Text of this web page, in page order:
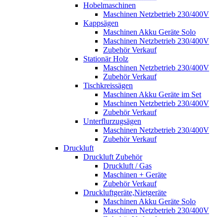
Hobelmaschinen
Maschinen Netzbetrieb 230/400V
Kappsägen
Maschinen Akku Geräte Solo
Maschinen Netzbetrieb 230/400V
Zubehör Verkauf
Stationär Holz
Maschinen Netzbetrieb 230/400V
Zubehör Verkauf
Tischkreissägen
Maschinen Akku Geräte im Set
Maschinen Netzbetrieb 230/400V
Zubehör Verkauf
Unterflurzugsägen
Maschinen Netzbetrieb 230/400V
Zubehör Verkauf
Druckluft
Druckluft Zubehör
Druckluft / Gas
Maschinen + Geräte
Zubehör Verkauf
Druckluftgeräte,Nietgeräte
Maschinen Akku Geräte Solo
Maschinen Netzbetrieb 230/400V